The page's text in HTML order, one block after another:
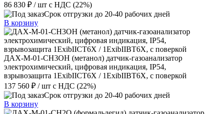
86 830 ₽ / шт с НДС (22%)
Срок отгрузки до 20-40 рабочих дней
В корзину
ДАХ-М-01-CH3OH (метанол) датчик-газоанализатор
электрохимический, цифровая индикация, IP54,
взрывозащита 1ExibIICT6X / 1ExibIIBT6X, с поверкой
137 560 ₽ / шт с НДС (22%)
Срок отгрузки до 20-40 рабочих дней
В корзину